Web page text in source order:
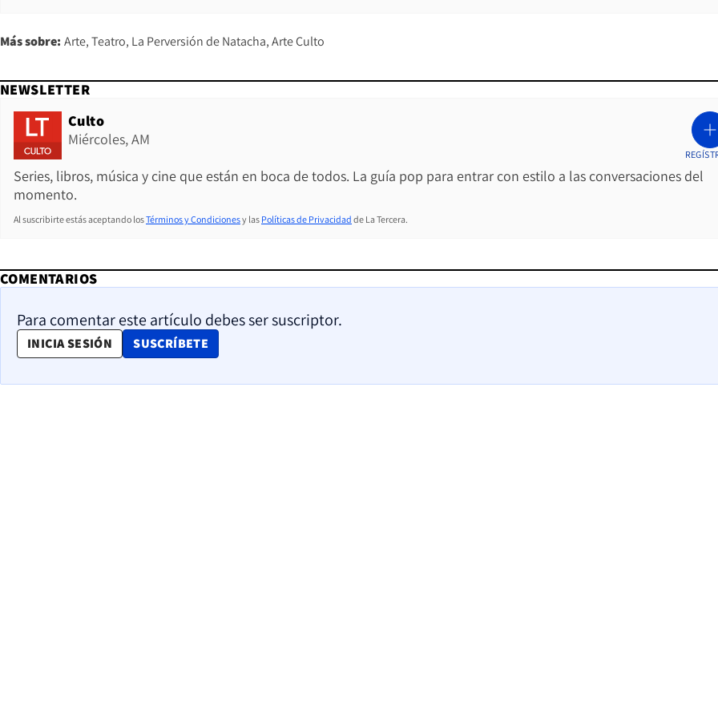
Más sobre: Arte Teatro La Perversión de Natacha Arte Culto
NEWSLETTER
Culto
Miércoles, AM
Series, libros, música y cine que están en boca de todos. La guía pop para entrar con estilo a las conversaciones del
momento.
Al suscribirte estás aceptando losTérminos y Condicionesy las Políticas de Privacidad de La Tercera.
COMENTARIOS
Para comentar este artículo debes ser suscriptor.
INICIA SESIÓN SUSCRÍBETE
OPENS IN NEW WINDOW